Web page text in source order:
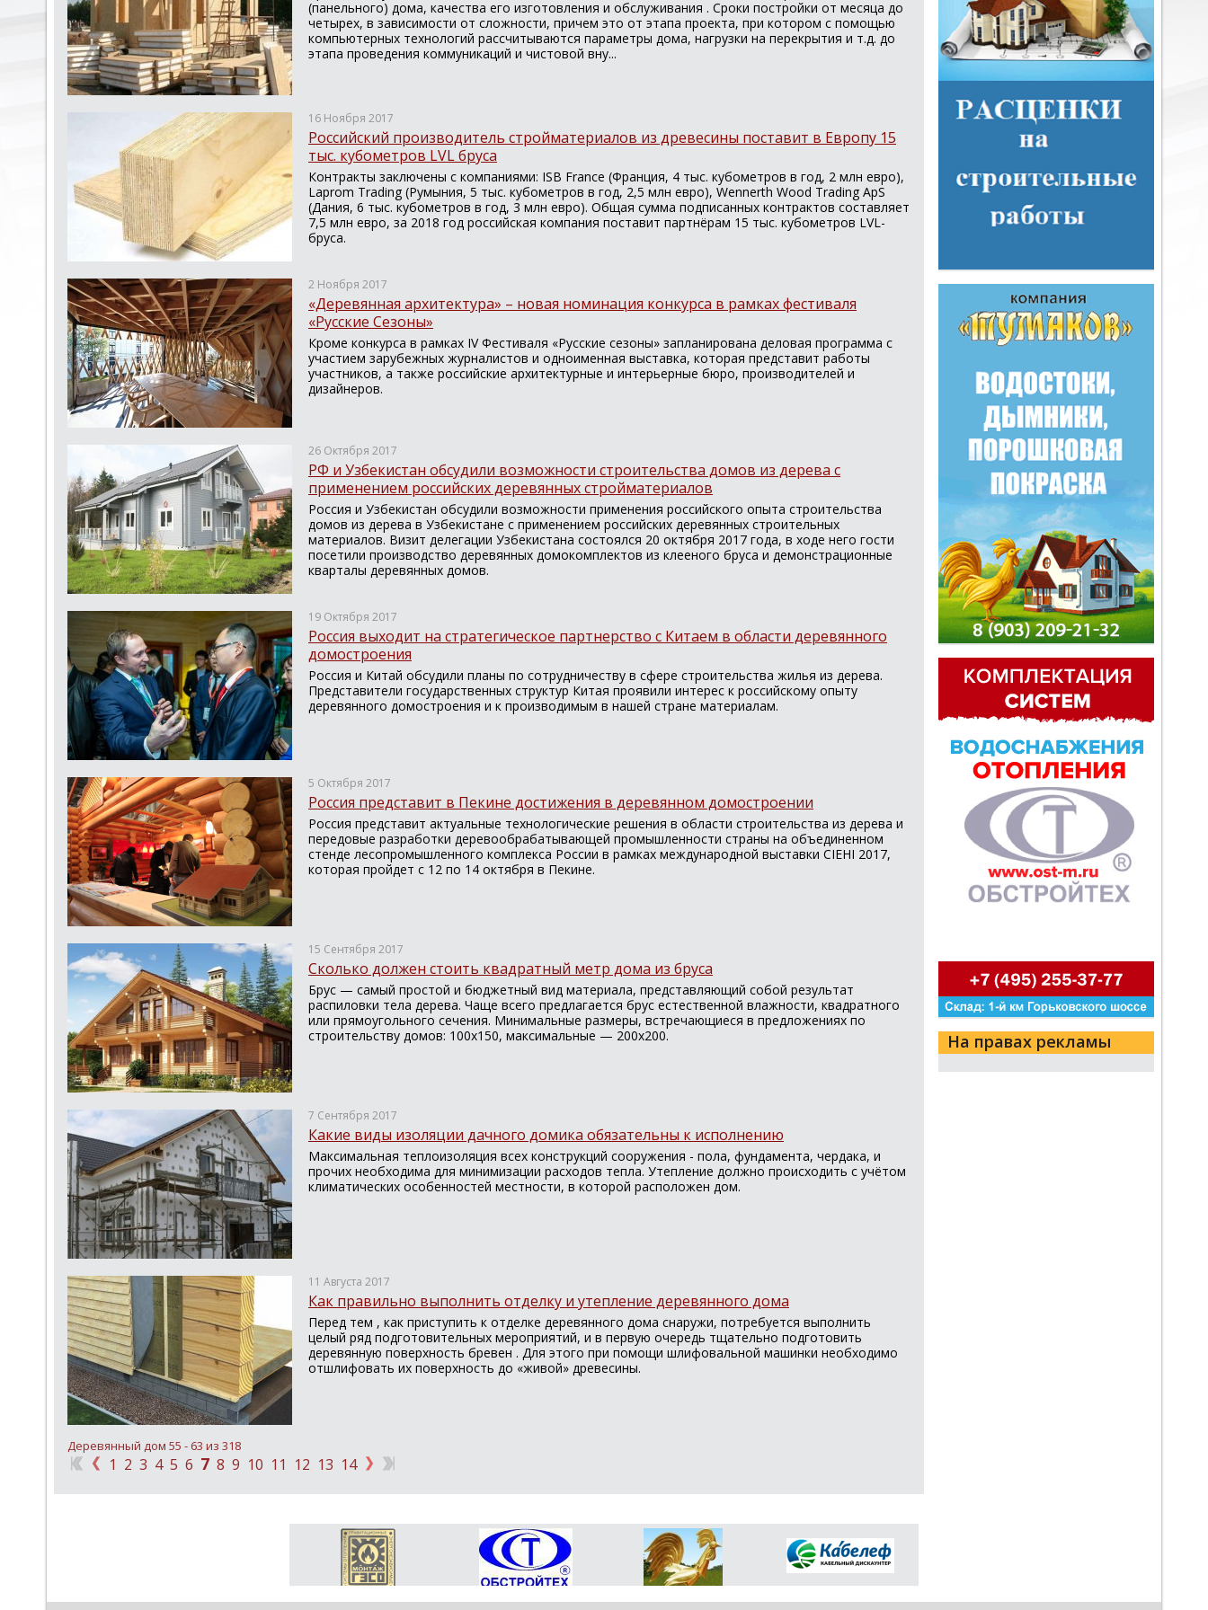
(панельного) дома, качества его изготовления и обслуживания . Сроки постройки от месяца до
четырех, в зависимости от сложности, причем это от этапа проекта, при котором с помощью
компьютерных технологий рассчитываются параметры дома, нагрузки на перекрытия и т.д. до
этапа проведения коммуникаций и чистовой вну...
16 Ноября 2017
Российский производитель стройматериалов из древесины поставит в Европу 15
тыс. кубометров LVL бруса
Контракты заключены с компаниями: ISB France (Франция, 4 тыс. кубометров в год, 2 млн евро),
Laprom Trading (Румыния, 5 тыс. кубометров в год, 2,5 млн евро), Wennerth Wood Trading ApS
(Дания, 6 тыс. кубометров в год, 3 млн евро). Общая сумма подписанных контрактов составляет
7,5 млн евро, за 2018 год российская компания поставит партнёрам 15 тыс. кубометров LVL-
бруса.
2 Ноября 2017
«Деревянная архитектура» – новая номинация конкурса в рамках фестиваля
«Русские Сезоны»
Кроме конкурса в рамках IV Фестиваля «Русские сезоны» запланирована деловая программа c
участием зарубежных журналистов и одноименная выставка, которая представит работы
участников, а также российские архитектурные и интерьерные бюро, производителей и
дизайнеров.
26 Октября 2017
РФ и Узбекистан обсудили возможности строительства домов из дерева с
применением российских деревянных стройматериалов
Россия и Узбекистан обсудили возможности применения российского опыта строительства
домов из дерева в Узбекистане с применением российских деревянных строительных
материалов. Визит делегации Узбекистана состоялся 20 октября 2017 года, в ходе него гости
посетили производство деревянных домокомплектов из клееного бруса и демонстрационные
кварталы деревянных домов.
19 Октября 2017
Россия выходит на стратегическое партнерство с Китаем в области деревянного
домостроения
Россия и Китай обсудили планы по сотрудничеству в сфере строительства жилья из дерева.
Представители государственных структур Китая проявили интерес к российскому опыту
деревянного домостроения и к производимым в нашей стране материалам.
5 Октября 2017
Россия представит в Пекине достижения в деревянном домостроении
Россия представит актуальные технологические решения в области строительства из дерева и
передовые разработки деревообрабатывающей промышленности страны на объединенном
стенде лесопромышленного комплекса России в рамках международной выставки CIEHI 2017,
которая пройдет с 12 по 14 октября в Пекине.
15 Сентября 2017
Сколько должен стоить квадратный метр дома из бруса
Брус — самый простой и бюджетный вид материала, представляющий собой результат
распиловки тела дерева. Чаще всего предлагается брус естественной влажности, квадратного
или прямоугольного сечения. Минимальные размеры, встречающиеся в предложениях по
строительству домов: 100х150, максимальные — 200х200.
7 Сентября 2017
Какие виды изоляции дачного домика обязательны к исполнению
Максимальная теплоизоляция всех конструкций сооружения - пола, фундамента, чердака, и
прочих необходима для минимизации расходов тепла. Утепление должно происходить с учётом
климатических особенностей местности, в которой расположен дом.
11 Августа 2017
Как правильно выполнить отделку и утепление деревянного дома
Перед тем , как приступить к отделке деревянного дома снаружи, потребуется выполнить
целый ряд подготовительных мероприятий, и в первую очередь тщательно подготовить
деревянную поверхность бревен . Для этого при помощи шлифовальной машинки необходимо
отшлифовать их поверхность до «живой» древесины.
Деревянный дом 55 - 63 из 318
1 2 3 4 5 6 7 8 9 10 11 12 13 14
На правах рекламы